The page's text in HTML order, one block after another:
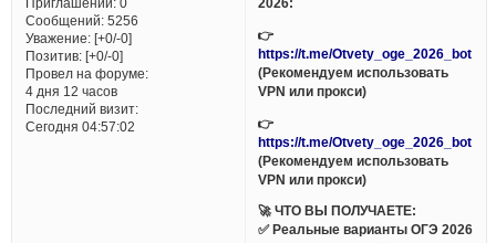
Приглашений:0
Сообщений:5256
Уважение: [+0/-0]
Позитив: [+0/-0]
Провел на форуме:
4 дня 12 часов
Последний визит:
Сегодня 04:57:02
2026:
👉
https://t.me/Otvety_oge_2026_bot
(Рекомендуем использовать
VPN или прокси)
👉
https://t.me/Otvety_oge_2026_bot
(Рекомендуем использовать
VPN или прокси)
🚀 ЧТО ВЫ ПОЛУЧАЕТЕ:
✅ Реальные варианты ОГЭ 2026